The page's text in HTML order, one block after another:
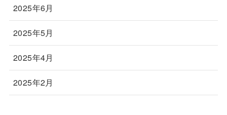
2025年6月
2025年5月
2025年4月
2025年2月